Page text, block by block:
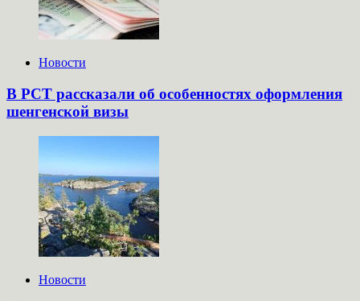
Новости
В РСТ рассказали об особенностях оформления
шенгенской визы
Новости